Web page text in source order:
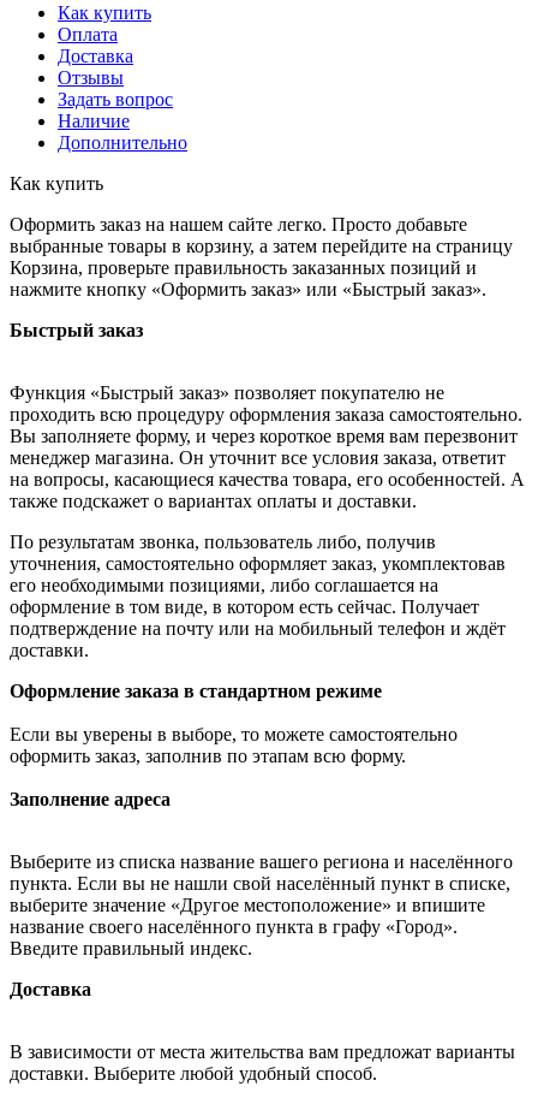
Как купить
Оплата
Доставка
Отзывы
Задать вопрос
Наличие
Дополнительно
Как купить
Оформить заказ на нашем сайте легко. Просто добавьте
выбранные товары в корзину, а затем перейдите на страницу
Корзина, проверьте правильность заказанных позиций и
нажмите кнопку «Оформить заказ» или «Быстрый заказ».
Быстрый заказ
Функция «Быстрый заказ» позволяет покупателю не
проходить всю процедуру оформления заказа самостоятельно.
Вы заполняете форму, и через короткое время вам перезвонит
менеджер магазина. Он уточнит все условия заказа, ответит
на вопросы, касающиеся качества товара, его особенностей. А
также подскажет о вариантах оплаты и доставки.
По результатам звонка, пользователь либо, получив
уточнения, самостоятельно оформляет заказ, укомплектовав
его необходимыми позициями, либо соглашается на
оформление в том виде, в котором есть сейчас. Получает
подтверждение на почту или на мобильный телефон и ждёт
доставки.
Оформление заказа в стандартном режиме
Если вы уверены в выборе, то можете самостоятельно
оформить заказ, заполнив по этапам всю форму.
Заполнение адреса
Выберите из списка название вашего региона и населённого
пункта. Если вы не нашли свой населённый пункт в списке,
выберите значение «Другое местоположение» и впишите
название своего населённого пункта в графу «Город».
Введите правильный индекс.
Доставка
В зависимости от места жительства вам предложат варианты
доставки. Выберите любой удобный способ.